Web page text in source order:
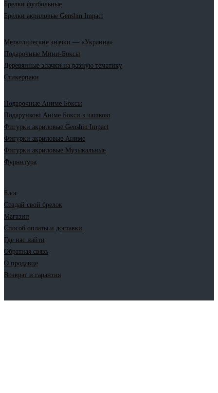
Брелки футбольные
Брелки акриловые Genshin Impact
Металлические значки — «Украина»
Подарочные Мини-Боксы
Деревянные значки на разную тематику
Стикерпаки
Подарочные Аниме Боксы
Подарункові Аніме Бокси з чашкою
Фигурки акриловые Genshin Impact
Фигурки акриловые Аниме
Фигурки акриловые Музыкальные
Фурнитура
Блог
Создай свой брелок
Магазин
Способ оплаты и доставки
Где нас найти
Обратная связь
О продавце
Возврат и гарантия